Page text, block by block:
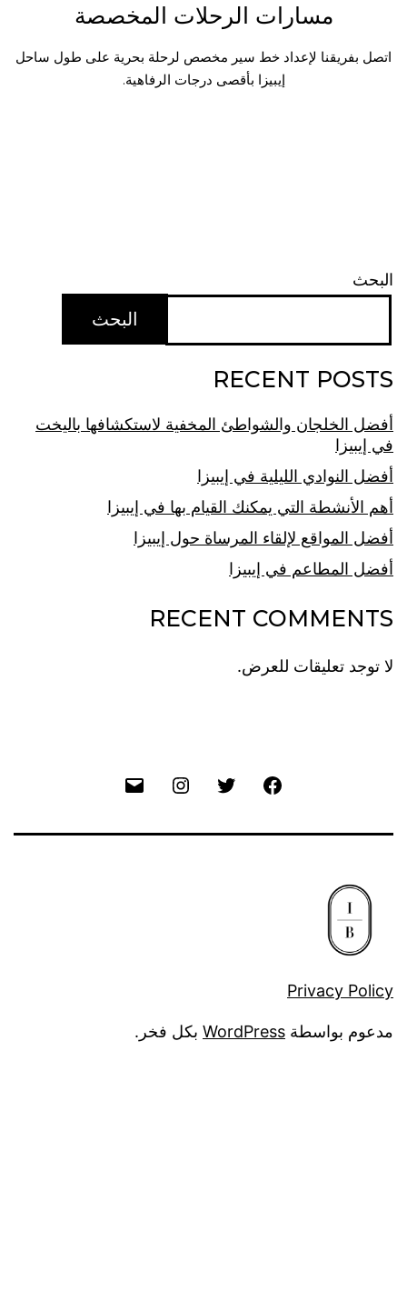
مسارات الرحلات المخصصة
اتصل بفريقنا لإعداد خط سير مخصص لرحلة بحرية على طول ساحل
إيبيزا بأقصى درجات الرفاهية.
البحث
البحث
RECENT POSTS
أفضل الخلجان والشواطئ المخفية لاستكشافها باليخت
في إيبيزا
أفضل النوادي الليلية في إيبيزا
أهم الأنشطة التي يمكنك القيام بها في إيبيزا
أفضل المواقع لإلقاء المرساة حول إيبيزا
أفضل المطاعم في إيبيزا
RECENT COMMENTS
لا توجد تعليقات للعرض.
Privacy Policy
مدعوم بواسطة WordPress بكل فخر.